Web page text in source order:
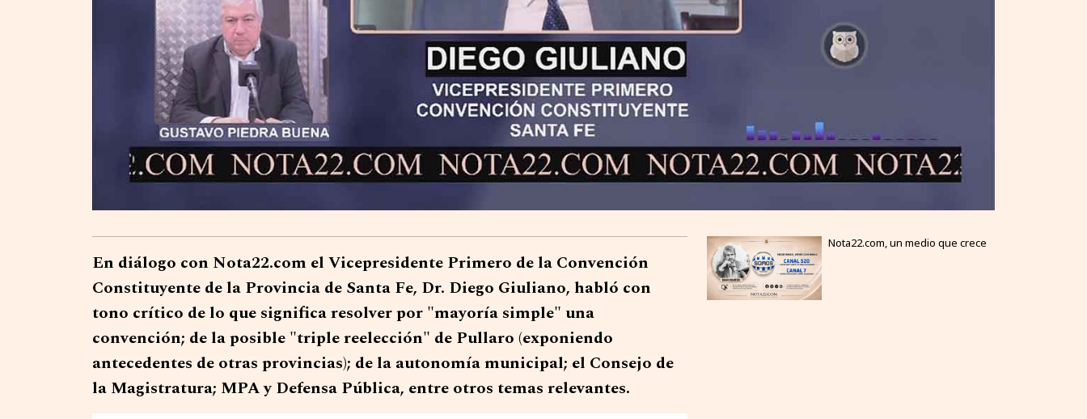
En diálogo con Nota22.com el Vicepresidente Primero de la Convención
Constituyente de la Provincia de Santa Fe, Dr. Diego Giuliano, habló con
tono crítico de lo que significa resolver por "mayoría simple" una
convención; de la posible "triple reelección" de Pullaro (exponiendo
antecedentes de otras provincias); de la autonomía municipal; el Consejo de
la Magistratura; MPA y Defensa Pública, entre otros temas relevantes.
Nota22.com, un medio que crece